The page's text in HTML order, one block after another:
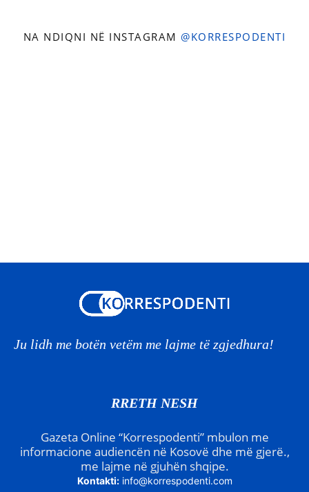
NA NDIQNI NË INSTAGRAM @KORRESPODENTI
Ju lidh me botën vetëm me lajme të zgjedhura!
RRETH NESH
Gazeta Online “Korrespodenti” mbulon me
informacione audiencën në Kosovë dhe më gjerë.,
me lajme në gjuhën shqipe.
Kontakti: info@korrespodenti.com